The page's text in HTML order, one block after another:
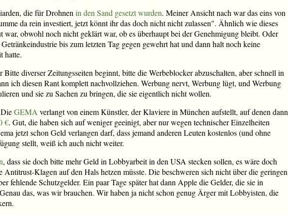
die für Drohnen in den Sand gesetzt wurden. Meiner Ansicht nach war das eins von
da rein investiert, jetzt könnt ihr das doch nicht nicht zulassen". Ähnlich wie dieses
war, obwohl noch nicht geklärt war, ob es überhaupt bei der Genehmigung bleibt. Oder
bis zum letzten Tag gegen gewehrt hat und dann halt noch keine
hatte.
diverser Zeitungsseiten beginnt, bitte die Werbeblocker abzuschalten, aber schnell in
ich diesen Rant komplett nachvollziehen. Werbung nervt, Werbung lügt, und Werbung
und sie zu Sachen zu bringen, die sie eigentlich nicht wollen.
GEMA verlangt von einem Künstler, der Klaviere in München aufstellt, auf denen dann
€. Gut, die haben sich auf weniger geeinigt, aber nur wegen technischer Einzelheiten
jetzt schon Geld verlangen darf, dass jemand anderen Leuten kostenlos (und ohne
stellt, weiß ich auch nicht weiter.
, dass sie doch bitte mehr Geld in Lobbyarbeit in den USA stecken sollen, es wäre doch
Antitrust-Klagen auf den Hals hetzen müsste. Die beschweren sich nicht über die geringen
fehlende Schutzgelder. Ein paar Tage später hat dann Apple die Gelder, die sie in
das, was wir brauchen. Wir haben ja nicht schon genug Ärger mit Lobbyisten, die